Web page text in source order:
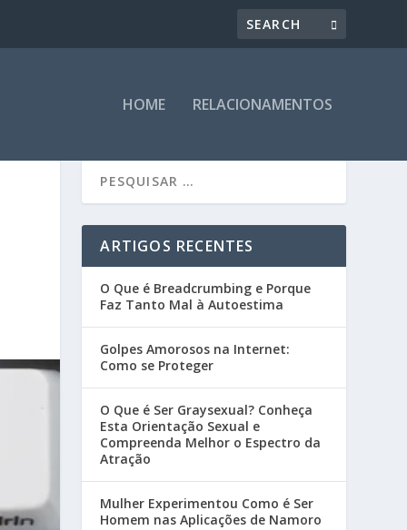
HOME RELACIONAMENTOS
ARTIGOS RECENTES
O Que é Breadcrumbing e Porque
Faz Tanto Mal à Autoestima
Golpes Amorosos na Internet:
Como se Proteger
O Que é Ser Graysexual? Conheça
Esta Orientação Sexual e
Compreenda Melhor o Espectro da
Atração
Mulher Experimentou Como é Ser
Homem nas Aplicações de Namoro